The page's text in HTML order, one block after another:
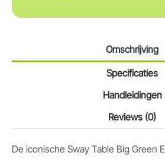
Omschrijving
Specificaties
Handleidingen
Reviews (0)
De iconische Sway Table Big Green